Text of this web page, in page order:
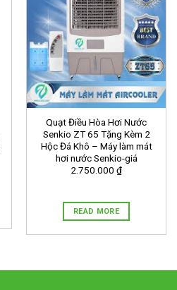
Quạt Điều Hòa Hơi Nước
Senkio ZT 65 Tặng Kèm 2
Hộc Đá Khô – Máy làm mát
hơi nước Senkio-giá
2.750.000 ₫
READ MORE